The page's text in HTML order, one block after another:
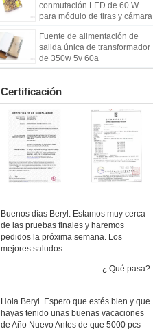
conmutación LED de 60 W
para módulo de tiras y cámara
Fuente de alimentación de
salida única de transformador
de 350w 5v 60a
Certificación
Buenos días Beryl. Estamos muy cerca
de las pruebas finales y haremos
pedidos la próxima semana. Los
mejores saludos.
—— - ¿ Qué pasa?
Hola Beryl. Espero que estés bien y que
hayas tenido unas buenas vacaciones
de Año Nuevo Antes de que 5000 pcs